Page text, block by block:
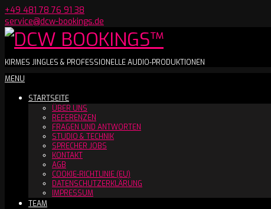
Skip
to
content
+49 481 78 76 91 38
service@dcw-bookings.de
DCW
BOOKINGS™
KIRMES JINGLES & PROFESSIONELLE AUDIO-PRODUKTIONEN
Secondary
Menu
MENU
STARTSEITE
ÜBER UNS
REFERENZEN
FRAGEN UND ANTWORTEN
STUDIO & TECHNIK
SPRECHER JOBS
KONTAKT
AGB
COOKIE-RICHTLINIE (EU)
DATENSCHUTZERKLÄRUNG
IMPRESSUM
TEAM